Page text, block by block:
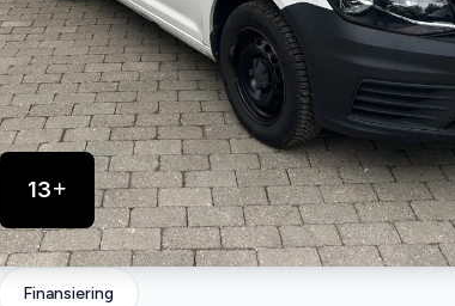
13
Finansiering